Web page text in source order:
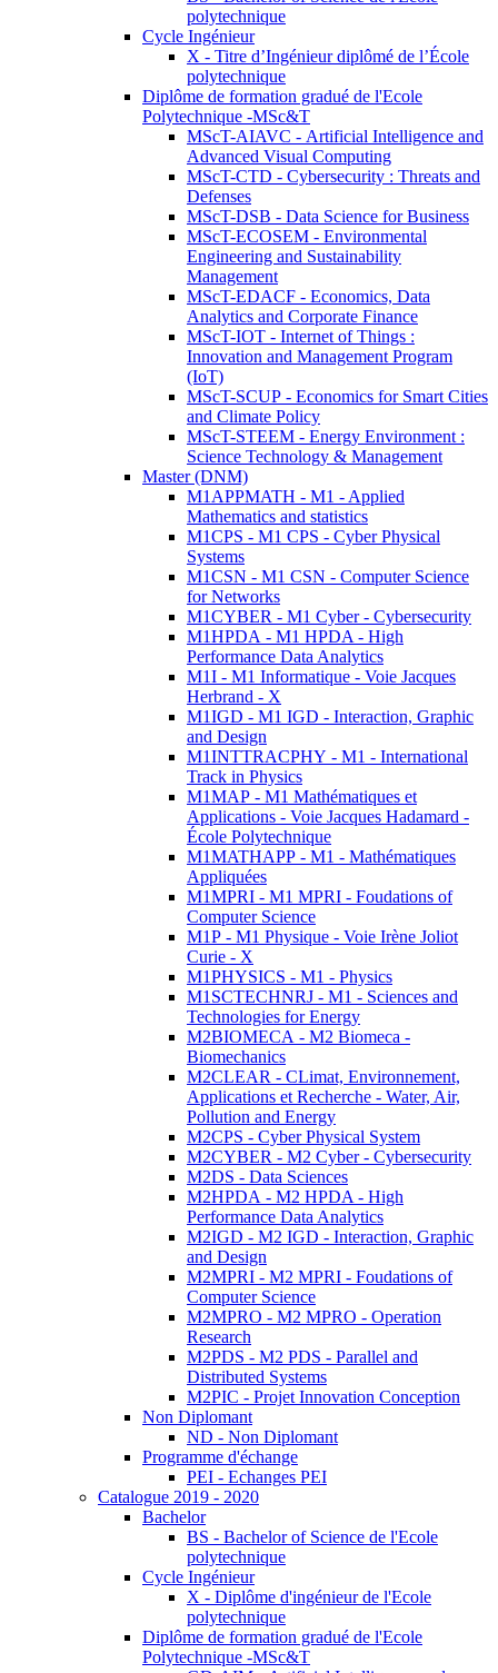
polytechnique
Cycle Ingénieur
X - Titre d’Ingénieur diplômé de l’École
polytechnique
Diplôme de formation gradué de l'Ecole
Polytechnique -MSc&T
MScT-AIAVC - Artificial Intelligence and
Advanced Visual Computing
MScT-CTD - Cybersecurity : Threats and
Defenses
MScT-DSB - Data Science for Business
MScT-ECOSEM - Environmental
Engineering and Sustainability
Management
MScT-EDACF - Economics, Data
Analytics and Corporate Finance
MScT-IOT - Internet of Things :
Innovation and Management Program
(IoT)
MScT-SCUP - Economics for Smart Cities
and Climate Policy
MScT-STEEM - Energy Environment :
Science Technology & Management
Master (DNM)
M1APPMATH - M1 - Applied
Mathematics and statistics
M1CPS - M1 CPS - Cyber Physical
Systems
M1CSN - M1 CSN - Computer Science
for Networks
M1CYBER - M1 Cyber - Cybersecurity
M1HPDA - M1 HPDA - High
Performance Data Analytics
M1I - M1 Informatique - Voie Jacques
Herbrand - X
M1IGD - M1 IGD - Interaction, Graphic
and Design
M1INTTRACPHY - M1 - International
Track in Physics
M1MAP - M1 Mathématiques et
Applications - Voie Jacques Hadamard -
École Polytechnique
M1MATHAPP - M1 - Mathématiques
Appliquées
M1MPRI - M1 MPRI - Foudations of
Computer Science
M1P - M1 Physique - Voie Irène Joliot
Curie - X
M1PHYSICS - M1 - Physics
M1SCTECHNRJ - M1 - Sciences and
Technologies for Energy
M2BIOMECA - M2 Biomeca -
Biomechanics
M2CLEAR - CLimat, Environnement,
Applications et Recherche - Water, Air,
Pollution and Energy
M2CPS - Cyber Physical System
M2CYBER - M2 Cyber - Cybersecurity
M2DS - Data Sciences
M2HPDA - M2 HPDA - High
Performance Data Analytics
M2IGD - M2 IGD - Interaction, Graphic
and Design
M2MPRI - M2 MPRI - Foudations of
Computer Science
M2MPRO - M2 MPRO - Operation
Research
M2PDS - M2 PDS - Parallel and
Distributed Systems
M2PIC - Projet Innovation Conception
Non Diplomant
ND - Non Diplomant
Programme d'échange
PEI - Echanges PEI
Catalogue 2019 - 2020
Bachelor
BS - Bachelor of Science de l'Ecole
polytechnique
Cycle Ingénieur
X - Diplôme d'ingénieur de l'Ecole
polytechnique
Diplôme de formation gradué de l'Ecole
Polytechnique -MSc&T